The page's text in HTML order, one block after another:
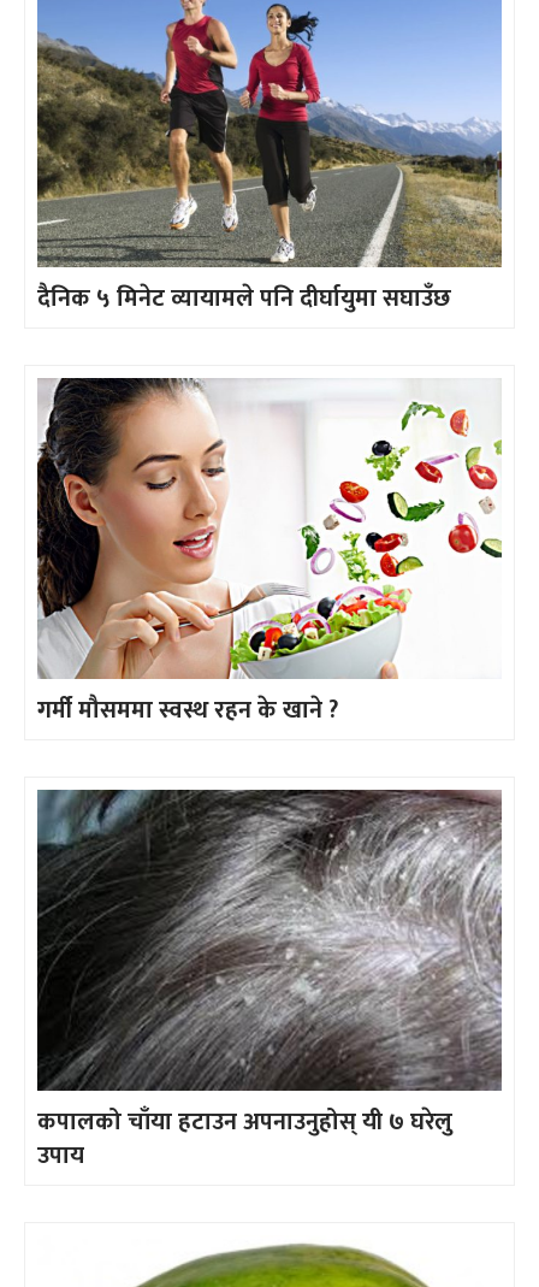
दैनिक ५ मिनेट व्यायामले पनि दीर्घायुमा सघाउँछ
गर्मी मौसममा स्वस्थ रहन के खाने ?
कपालको चाँया हटाउन अपनाउनुहोस् यी ७ घरेलु
उपाय